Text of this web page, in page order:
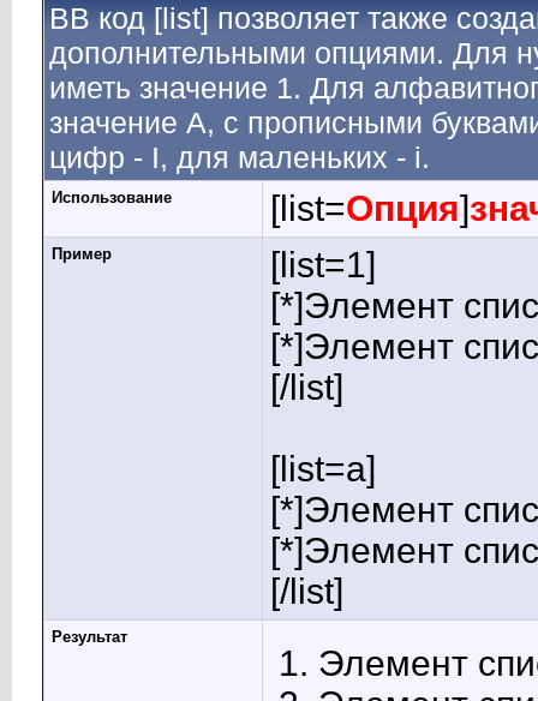
BB код [list] позволяет также
дополнительными опциями. Для
иметь значение 1. Для
значение A, с прописными
цифр - I, для маленьких - i.
Использование [list=Опция]
Пример
[list=1]
[*]Элемент
[*]Элемент
[/list]
[list=a]
[*]Элемент
[*]Элемент
[/list]
Результат
Элемент